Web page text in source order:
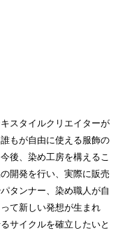
スタイルクリエイターが
もが自由に使える服飾の
後、染め工房を構えるこ
開発を行い、実際に販売
タンナー、染め職人が自
て新しい発想が生まれ
サイクルを確立したいと